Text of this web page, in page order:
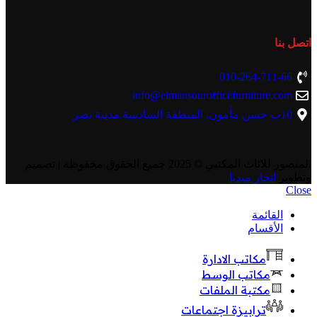
اتصل بنا
010-264-711-66
info@elmansourofficefurniture.com
10ب حسن مأمون. المنطقة السادسة.مدينة نصر
انجاز ميديا
Close
القائمة
الأقسام
مكاتب الادارة
مكاتب الوسط
مكتبة الملفات
ترابيزة اجتماعات